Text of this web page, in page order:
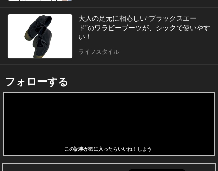
大人の足元に相応しい“ブラックスエー
ド”のワラビーブーツが、シックで使いやす
い！
ライフスタイル
フォローする
この記事が気に入ったらいいね！しよう